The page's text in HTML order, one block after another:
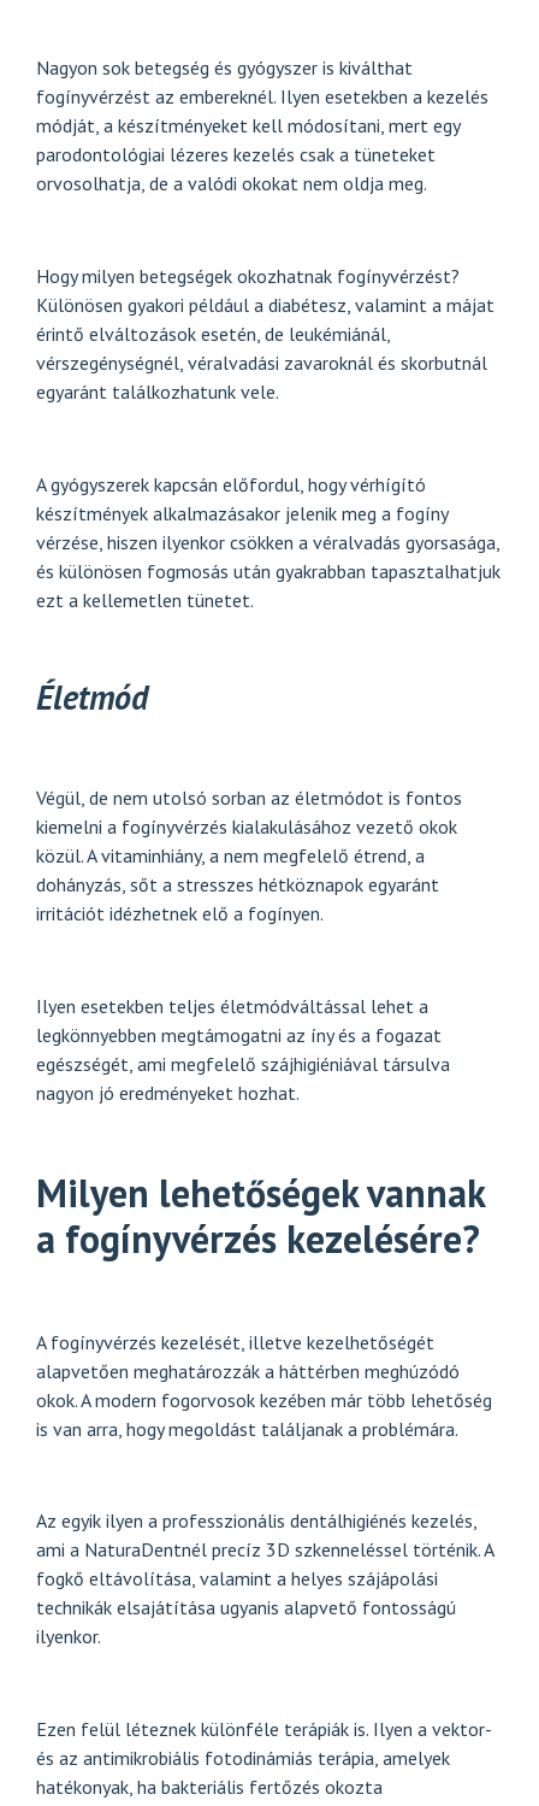
Nagyon sok betegség és gyógyszer is kiválthat
fogínyvérzést az embereknél. Ilyen esetekben a kezelés
módját, a készítményeket kell módosítani, mert egy
parodontológiai lézeres kezelés csak a tüneteket
orvosolhatja, de a valódi okokat nem oldja meg.
Hogy milyen betegségek okozhatnak fogínyvérzést?
Különösen gyakori például a diabétesz, valamint a májat
érintő elváltozások esetén, de leukémiánál,
vérszegénységnél, véralvadási zavaroknál és skorbutnál
egyaránt találkozhatunk vele.
A gyógyszerek kapcsán előfordul, hogy vérhígító
készítmények alkalmazásakor jelenik meg a fogíny
vérzése, hiszen ilyenkor csökken a véralvadás gyorsasága,
és különösen fogmosás után gyakrabban tapasztalhatjuk
ezt a kellemetlen tünetet.
Életmód
Végül, de nem utolsó sorban az életmódot is fontos
kiemelni a fogínyvérzés kialakulásához vezető okok
közül. A vitaminhiány, a nem megfelelő étrend, a
dohányzás, sőt a stresszes hétköznapok egyaránt
irritációt idézhetnek elő a fogínyen.
Ilyen esetekben teljes életmódváltással lehet a
legkönnyebben megtámogatni az íny és a fogazat
egészségét, ami megfelelő szájhigiéniával társulva
nagyon jó eredményeket hozhat.
Milyen lehetőségek vannak
a fogínyvérzés kezelésére?
A fogínyvérzés kezelését, illetve kezelhetőségét
alapvetően meghatározzák a háttérben meghúzódó
okok. A modern fogorvosok kezében már több lehetőség
is van arra, hogy megoldást találjanak a problémára.
Az egyik ilyen a professzionális dentálhigiénés kezelés,
ami a NaturaDentnél precíz 3D szkenneléssel történik. A
fogkő eltávolítása, valamint a helyes szájápolási
technikák elsajátítása ugyanis alapvető fontosságú
ilyenkor.
Ezen felül léteznek különféle terápiák is. Ilyen a vektor-
és az antimikrobiális fotodinámiás terápia, amelyek
hatékonyak, ha bakteriális fertőzés okozta